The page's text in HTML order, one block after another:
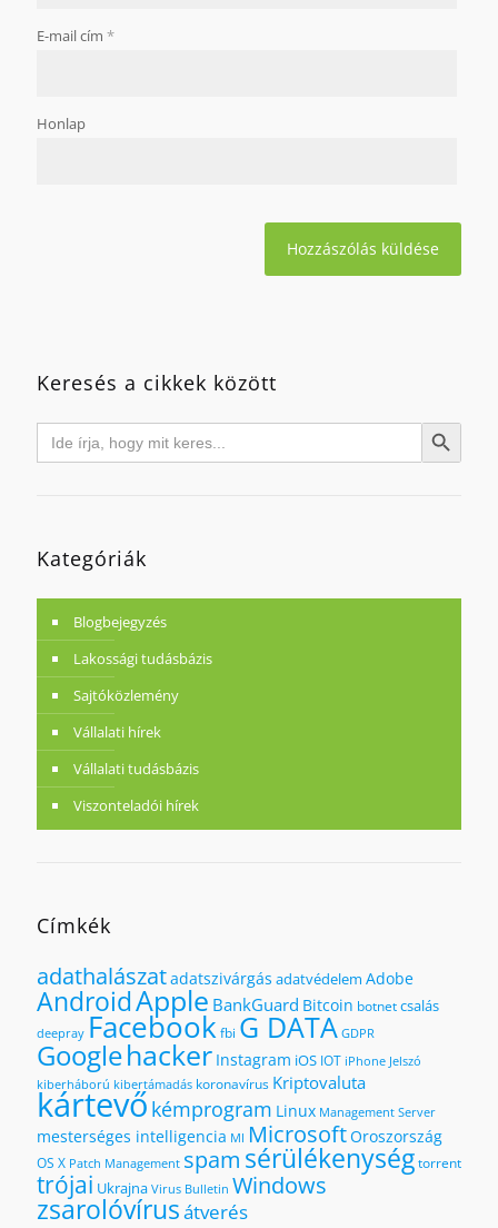
E-mail cím *
Honlap
Keresés a cikkek között
Search
for: Search Button
Kategóriák
Blogbejegyzés
Lakossági tudásbázis
Sajtóközlemény
Vállalati hírek
Vállalati tudásbázis
Viszonteladói hírek
Címkék
adathalászatadatszivárgás adatvédelem Adobe
AndroidApple BankGuard Bitcoin botnetcsalás
deepray Facebookfbi G DATA GDPR
Googlehacker Instagram iOS IOT iPhone Jelszó
kiberháború kibertámadás koronavírus Kriptovaluta
kártevőkémprogram Linux Management Server
mesterséges intelligencia MI MicrosoftOroszország
OS X Patch Management spam sérülékenységtorrent
trójai Ukrajna Virus Bulletin Windows
zsarolóvírusátverés